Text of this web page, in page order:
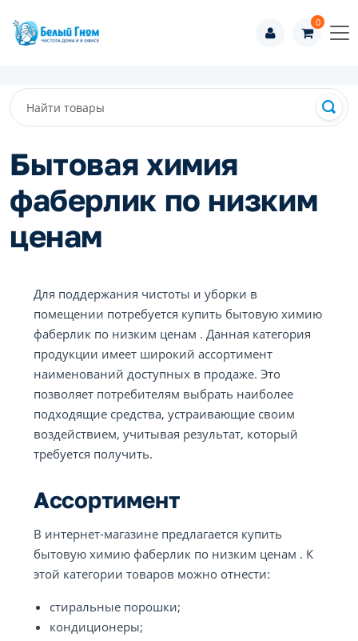
0
Бытовая химия
фаберлик по низким
ценам
Для поддержания чистоты и уборки в
помещении потребуется купить бытовую химию
фаберлик по низким ценам . Данная категория
продукции имеет широкий ассортимент
наименований доступных в продаже. Это
позволяет потребителям выбрать наиболее
подходящие средства, устраивающие своим
воздействием, учитывая результат, который
требуется получить.
Ассортимент
В интернет-магазине предлагается купить
бытовую химию фаберлик по низким ценам . К
этой категории товаров можно отнести:
стиральные порошки;
кондиционеры;